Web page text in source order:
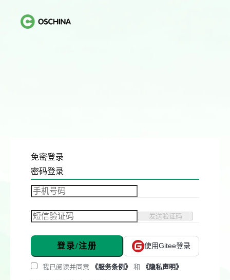
免密登录
密码登录
发送验证码
登录/注册 使用Gitee登录
我已阅读并同意 《服务条例》 和 《隐私声明》